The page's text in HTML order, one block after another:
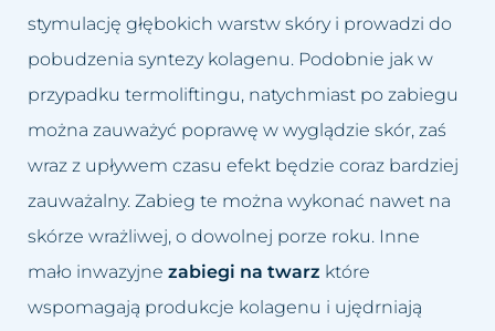
stymulację głębokich warstw skóry i prowadzi do
pobudzenia syntezy kolagenu. Podobnie jak w
przypadku termoliftingu, natychmiast po zabiegu
można zauważyć poprawę w wyglądzie skór, zaś
wraz z upływem czasu efekt będzie coraz bardziej
zauważalny. Zabieg te można wykonać nawet na
skórze wrażliwej, o dowolnej porze roku. Inne
mało inwazyjne zabiegi na twarz które
wspomagają produkcje kolagenu i ujędrniają